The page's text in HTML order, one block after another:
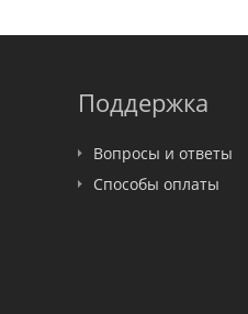
Поддержка
Вопросы и ответы
Способы оплаты